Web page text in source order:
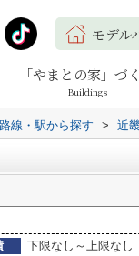
モデル
「やまとの家」づ
Buildings
線・駅から探す > 近
下限なし～上限なし